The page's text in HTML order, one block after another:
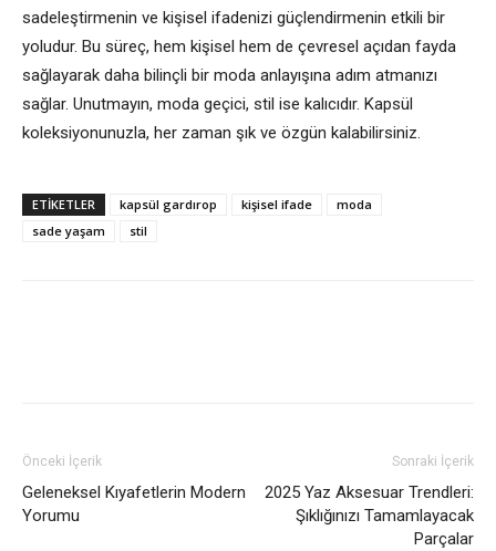
sadeleştirmenin ve kişisel ifadenizi güçlendirmenin etkili bir
yoludur. Bu süreç, hem kişisel hem de çevresel açıdan fayda
sağlayarak daha bilinçli bir moda anlayışına adım atmanızı
sağlar. Unutmayın, moda geçici, stil ise kalıcıdır. Kapsül
koleksiyonunuzla, her zaman şık ve özgün kalabilirsiniz.
ETİKETLER kapsül gardırop kişisel ifade
moda
sade yaşam
stil
Önceki İçerik
Geleneksel Kıyafetlerin Modern
Yorumu
Sonraki İçerik
2025 Yaz Aksesuar Trendleri:
Şıklığınızı Tamamlayacak
Parçalar